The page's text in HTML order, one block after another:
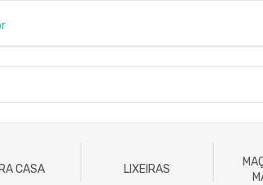
CASA LIXEIRAS